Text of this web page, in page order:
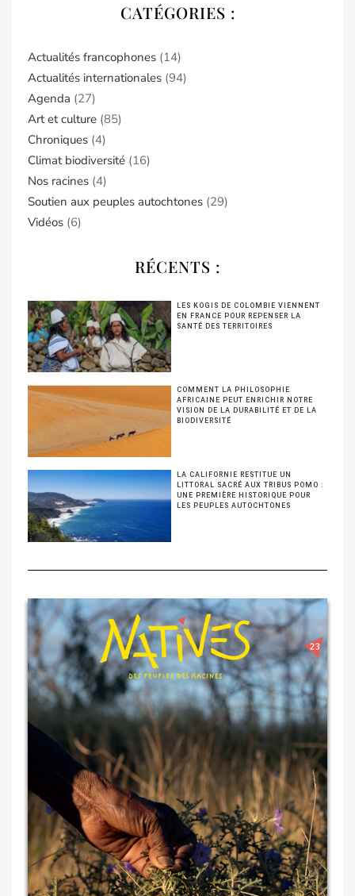
CATÉGORIES :
Actualités francophones (14)
Actualités internationales (94)
Agenda (27)
Art et culture (85)
Chroniques (4)
Climat biodiversité (16)
Nos racines (4)
Soutien aux peuples autochtones (29)
Vidéos (6)
RÉCENTS :
LES KOGIS DE COLOMBIE VIENNENT
EN FRANCE POUR REPENSER LA
SANTÉ DES TERRITOIRES
COMMENT LA PHILOSOPHIE
AFRICAINE PEUT ENRICHIR NOTRE
VISION DE LA DURABILITÉ ET DE LA
BIODIVERSITÉ
LA CALIFORNIE RESTITUE UN
LITTORAL SACRÉ AUX TRIBUS POMO :
UNE PREMIÈRE HISTORIQUE POUR
LES PEUPLES AUTOCHTONES